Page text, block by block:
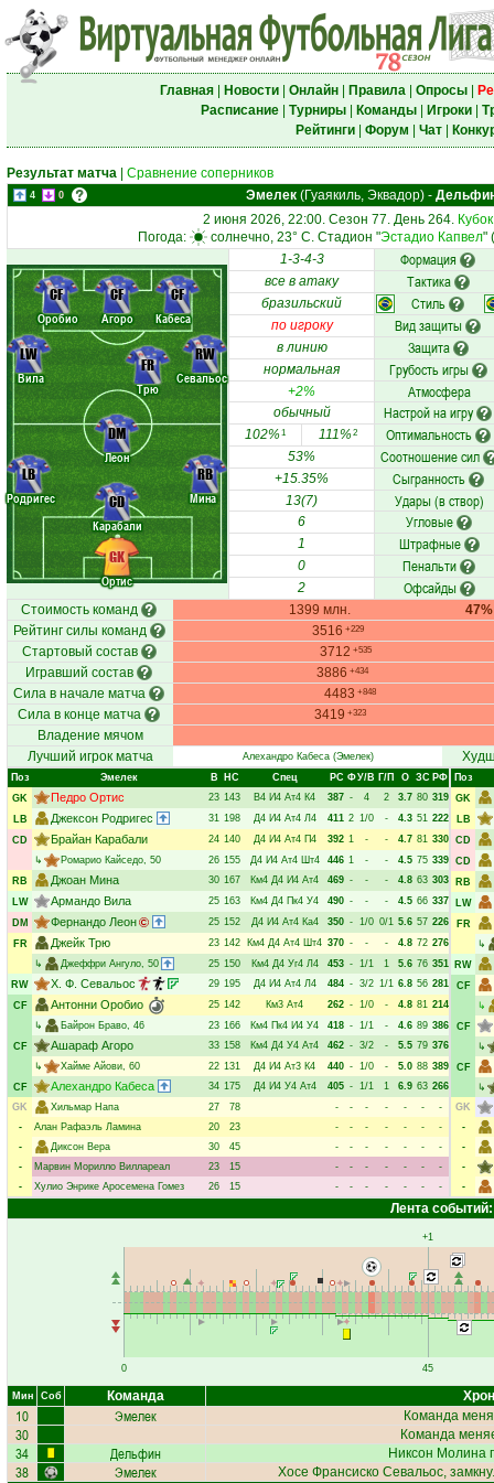
Главная| Новости| Онлайн| Правила| Опросы|
Расписание| Турниры| Команды| Игроки|
Рейтинги| Форум Чат|
Результат матча Сравнение соперников
4 0 Эмелек (Гуаякиль, Эквадор) -
2 июня 2026, 22:00. Сезон 77. День 264.
Погода:
солнечно, 23° C. Стадион "Эстадио Капвел"
Ортис
Родригес
Карабали
Мина
Вила
Леон
Трю
Севальос
Оробио Агоро Кабеса
GK
LB
CD
RB
LW
DM
FR
RW
CF CF CF
1-3-4-3 Формация
все в атаку Тактика
бразильский Стиль
по игроку Вид защиты
в линию Защита
нормальная Грубость игры
+2% Атмосфера
обычный Настрой на игру
102%1 111%2 Оптимальность
53% Соотношение сил
+15.35% Сыгранность
13(7) Удары (в створ)
6 Угловые
1 Штрафные
0 Пенальти
2 Офсайды
Стоимость команд 1399 млн.
47%
Рейтинг силы команд
3516 +229
Стартовый состав 3712 +535
Игравший состав 3886 +434
Сила в начале матча 4483 +848
Сила в конце матча 3419 +323
Владение мячом
Лучший игрок матча
Алехандро Кабеса(Эмелек)
Поз Эмелек В НC Спец РC ФУ/В Г/П О ЗС РФ
GK
Педро Ортис 23 143 В4 И4 Ат4 К4 387 - 4 2 3.7 80 319
LB
Джексон Родригес 31 198 Д4 И4 Ат4 Л4 411 2 1/0 - 4.3 51 222
CD
Брайан Карабали 24 140 Д4 И4 Ат4 П4 392 1 - - 4.7 81 330
↳
Ромарио Кайседо, 50 26 155 Д4 И4 Ат4 Шт4 446 1 - - 4.5 75 339
RB
Джоан Мина 30 167 Км4 Д4 И4 Ат4 469 - - - 4.8 63 303
LW
Армандо Вила 25 163 Км4 Д4 Пк4 У4 490 - - - 4.5 66 337
DM
Фернандо Леон 25 152 Д4 И4 Ат4 Ка4 350 - 1/0 0/1 5.6 57 226
FR
Джейк Трю 23 142 Км4 Д4 Ат4 Шт4 370 - - - 4.8 72 276
↳
Джеффри Ангуло, 50 25 150 Км4 Д4 Уг4 Л4 453 - 1/1 1 5.6 76 351
RW
Х. Ф. Севальос 29 195 Д4 И4 Ат4 Л4 484 - 3/2 1/1 6.8 56 281
CF
Антонни Оробио 25 142 Км3 Ат4 262 - 1/0 - 4.8 81 214
↳
Байрон Браво, 46 23 166 Км4 Пк4 И4 У4 418 - 1/1 - 4.6 89 386
CF
Ашараф Агоро 33 158 Км4 Д4 У4 Ат4 462 - 3/2 - 5.5 79 376
↳
Хайме Айови, 60 22 131 Д4 И4 Ат3 К4 440 - 1/0 - 5.0 88 389
CF
Алехандро Кабеса 34 175 Д4 И4 У4 Ат4 405 - 1/1 1 6.9 63 266
GK
Хильмар Напа 27 78 - - - - - -
-
-
Алан Рафаэль Ламина 20 23 - - - - - -
-
-
Диксон Вера 30 45 - - - - - -
-
-
Марвин Морилло Виллареал 23 15 - - - - - -
-
-
Хулио Энрике Аросемена Гомез 26 15 - - - - - - -
Поз
GK
LB
CD
CD
RB
LW
FR
↳
RW
CF
↳
CF
↳
CF
↳
GK
-
-
-
-
Лента событий:
0
+1
45
Мин Соб Команда
10 Эмелек Команда
30 Команда
34 Дельфин Никсон Молина
38 Эмелек Хосе Франсиско Севальос,